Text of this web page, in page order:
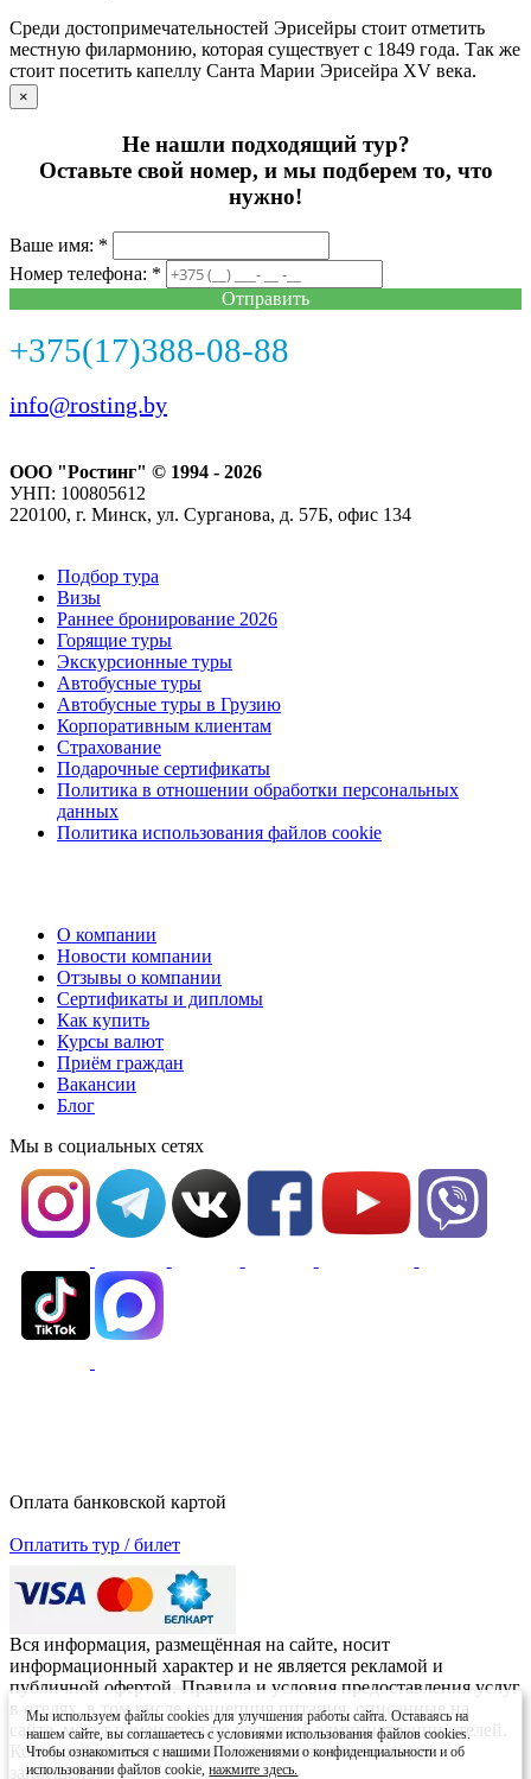
Мы используем файлы cookies для улучшения работы сайта. Оставаясь на
нашем сайте, вы соглашаетесь с условиями использования файлов cookies.
Чтобы ознакомиться с нашими Положениями о конфиденциальности и об
использовании файлов cookie,нажмите здесь.
Среди достопримечательностей Эрисейры стоит отметить
местную филармонию, которая существует с 1849 года. Так же
стоит посетить капеллу Санта Марии Эрисейра XV века.
×
Не нашли подходящий тур?
Оставьте свой номер, и мы подберем то, что
нужно!
Ваше имя: *
Номер телефона: *
Отправить
+375(17)388-08-88
info@rosting.by
ООО "Ростинг" © 1994 - 2026
УНП: 100805612
220100, г. Минск, ул. Сурганова, д. 57Б, офис 134
Подбор тура
Визы
Раннее бронирование 2026
Горящие туры
Экскурсионные туры
Автобусные туры
Автобусные туры в Грузию
Корпоративным клиентам
Страхование
Подарочные сертификаты
Политика в отношении обработки персональных
данных
Политика использования файлов cookie
О компании
Новости компании
Отзывы о компании
Сертификаты и дипломы
Как купить
Курсы валют
Приём граждан
Вакансии
Блог
Мы в социальных сетях
Оплата банковской картой
Оплатить тур / билет
Вся информация, размещённая на сайте, носит
информационный характер и не является рекламой и
публичной офертой. Правила и условия предоставления услуг
в отелях, в том числе концепция питания, описанные на
сайте, могут изменяться по решению администрации отелей.
Копирование материалов без письменного согласия
запрещено.